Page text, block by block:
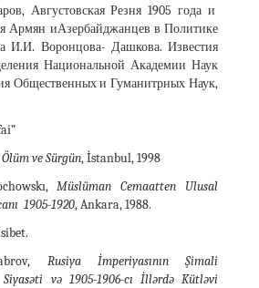
Августовская Резня 1905 года и
Армян иАзербайджанцев в Политике
И.И. Воронцова- Дашкова. Известия
Национальной Академии Наук
Общественных и Гуманитрных Наук,
Ölüm ve Sürgün, İstanbul, 1998
Müslüman Cemaatten Ulusal
1905-1920, Ankara, 1988.
Rusiya İmperiyasının Şimali
və 1905-1906-cı İllərdə Kütləvi